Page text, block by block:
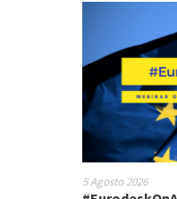
5 Agosto 2026